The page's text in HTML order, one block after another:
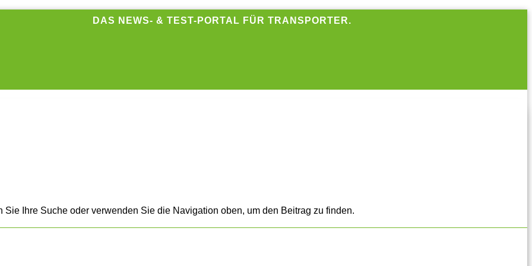
DAS NEWS- & TEST-PORTAL FÜR TRANSPORTER.
Ihre Suche oder verwenden Sie die Navigation oben, um den Beitrag zu finden.